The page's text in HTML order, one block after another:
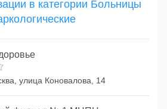
в категории Больницы
улица Коновалова, 14